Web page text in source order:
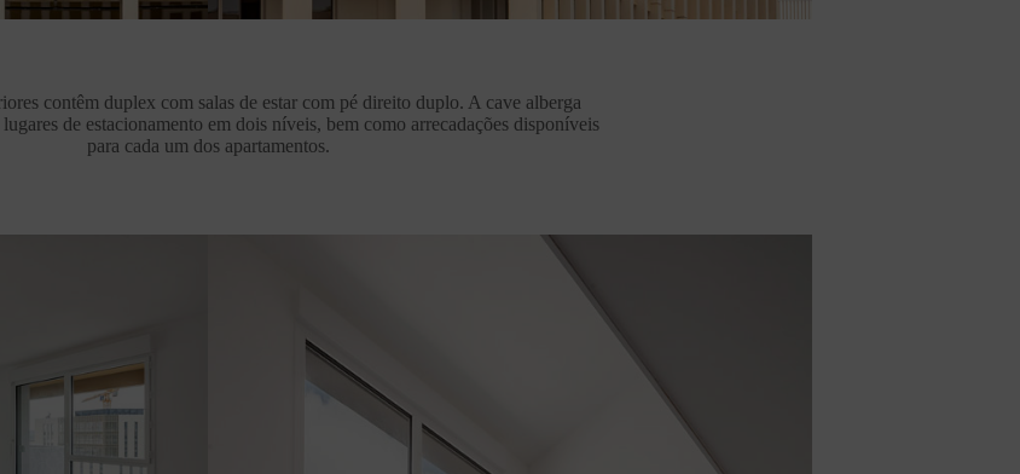
contêm duplex com salas de estar com pé direito duplo. A cave alberga
de estacionamento em dois níveis, bem como arrecadações disponíveis
para cada um dos apartamentos.